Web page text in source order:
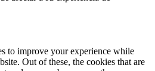
to improve your experience while
Out of these, the cookies that are